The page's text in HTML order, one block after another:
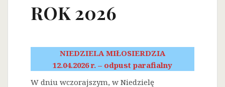
ROK 2026
NIEDZIELA MIŁOSIERDZIA
12.04.2026 r. – odpust parafialny
W dniu wczorajszym, w Niedzielę